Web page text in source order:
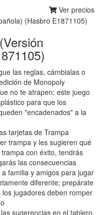
Ver precios
las reglas, cámbialas o
de Monopoly
no te atrapen; este juego
para que los
"encadenados" a la
tarjetas de Trampa
trampa y les sugieren qué
con éxito, tendrás
las consecuencias
familia y amigos para jugar
diferente; prepárate
jugadores deben romper
sugerencias en el tablero,